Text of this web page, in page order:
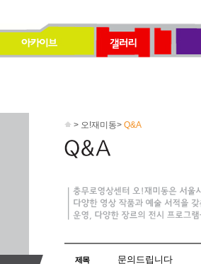
> 오!재미동> Q&A
제목 문의드립니다